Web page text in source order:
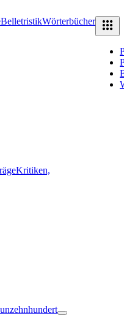
BelletristikWörterbücher
Kritiken,